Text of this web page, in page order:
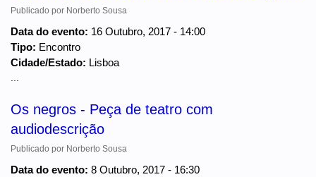
Publicado por Norberto Sousa
Data do evento: 16 Outubro, 2017 - 14:00
Tipo: Encontro
Cidade/Estado: Lisboa
Os negros - Peça de teatro com
audiodescrição
Publicado por Norberto Sousa
Data do evento: 8 Outubro, 2017 - 16:30